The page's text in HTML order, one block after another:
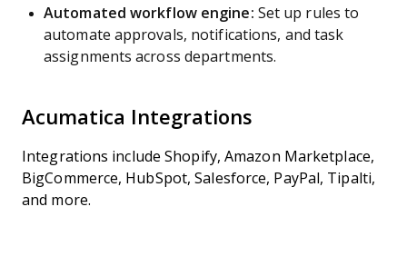
Automated workflow engine: Set up rules to
automate approvals, notifications, and task
assignments across departments.
Acumatica Integrations
Integrations include Shopify, Amazon Marketplace,
BigCommerce, HubSpot, Salesforce, PayPal, Tipalti,
and more.